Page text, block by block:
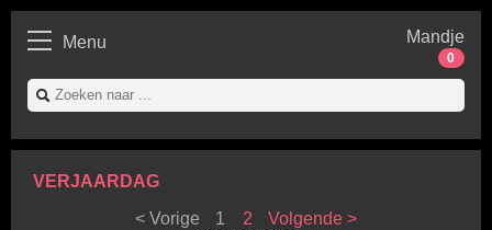
Menu Mandje
0
VERJAARDAG
< Vorige
1 2
Volgende >